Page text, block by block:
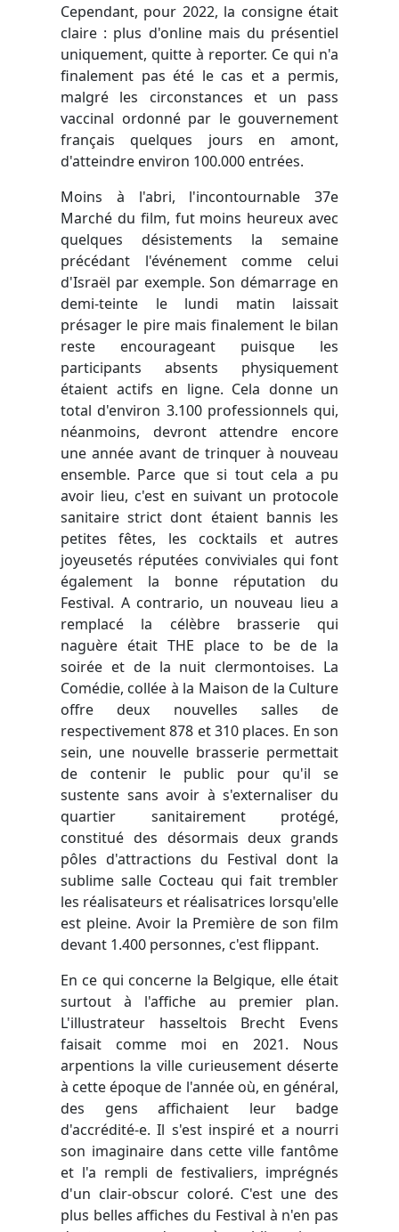
Cependant, pour 2022, la consigne était
claire : plus d'online mais du présentiel
uniquement, quitte à reporter. Ce qui n'a
finalement pas été le cas et a permis,
malgré les circonstances et un pass
vaccinal ordonné par le gouvernement
français quelques jours en amont,
d'atteindre environ 100.000 entrées.
Moins à l'abri, l'incontournable 37e
Marché du film, fut moins heureux avec
quelques désistements la semaine
précédant l'événement comme celui
d'Israël par exemple. Son démarrage en
demi-teinte le lundi matin laissait
présager le pire mais finalement le bilan
reste encourageant puisque les
participants absents physiquement
étaient actifs en ligne. Cela donne un
total d'environ 3.100 professionnels qui,
néanmoins, devront attendre encore
une année avant de trinquer à nouveau
ensemble. Parce que si tout cela a pu
avoir lieu, c'est en suivant un protocole
sanitaire strict dont étaient bannis les
petites fêtes, les cocktails et autres
joyeusetés réputées conviviales qui font
également la bonne réputation du
Festival. A contrario, un nouveau lieu a
remplacé la célèbre brasserie qui
naguère était THE place to be de la
soirée et de la nuit clermontoises. La
Comédie, collée à la Maison de la Culture
offre deux nouvelles salles de
respectivement 878 et 310 places. En son
sein, une nouvelle brasserie permettait
de contenir le public pour qu'il se
sustente sans avoir à s'externaliser du
quartier sanitairement protégé,
constitué des désormais deux grands
pôles d'attractions du Festival dont la
sublime salle Cocteau qui fait trembler
les réalisateurs et réalisatrices lorsqu'elle
est pleine. Avoir la Première de son film
devant 1.400 personnes, c'est flippant.
En ce qui concerne la Belgique, elle était
surtout à l'affiche au premier plan.
L'illustrateur hasseltois Brecht Evens
faisait comme moi en 2021. Nous
arpentions la ville curieusement déserte
à cette époque de l'année où, en général,
des gens affichaient leur badge
d'accrédité-e. Il s'est inspiré et a nourri
son imaginaire dans cette ville fantôme
et l'a rempli de festivaliers, imprégnés
d'un clair-obscur coloré. C'est une des
plus belles affiches du Festival à n'en pas